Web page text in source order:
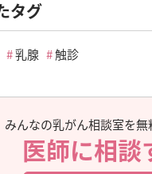
タグ
乳腺 触診
みんなの乳がん相談室を無
医師に相談